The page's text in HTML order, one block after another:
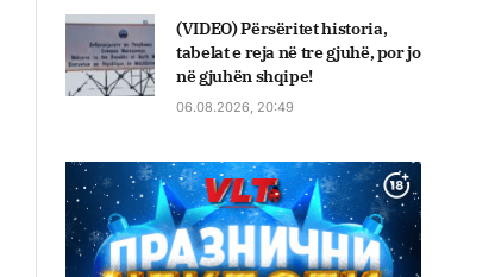
(VIDEO) Përsëritet historia,
tabelat e reja në tre gjuhë, por jo
në gjuhën shqipe!
06.08.2026, 20:49